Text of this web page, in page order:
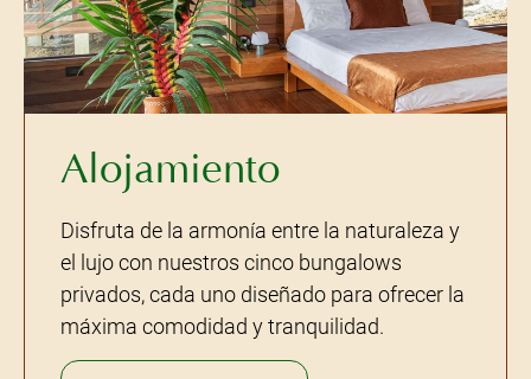
Alojamiento
Disfruta de la armonía entre la naturaleza y
el lujo con nuestros cinco bungalows
privados, cada uno diseñado para ofrecer la
máxima comodidad y tranquilidad.